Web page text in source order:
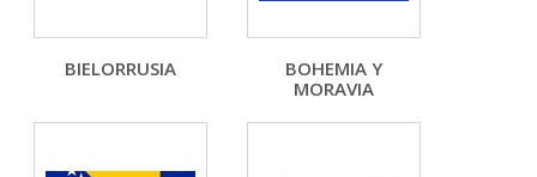
BIELORRUSIA
BOHEMIA Y
MORAVIA